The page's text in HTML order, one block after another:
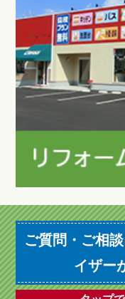
ご質問・ご相
イザー